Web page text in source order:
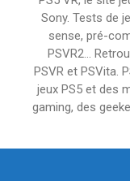
Sony. Tests de
sense, pré-
PSVR2…
PSVR et PSVita.
jeux PS5 et des
gaming, des